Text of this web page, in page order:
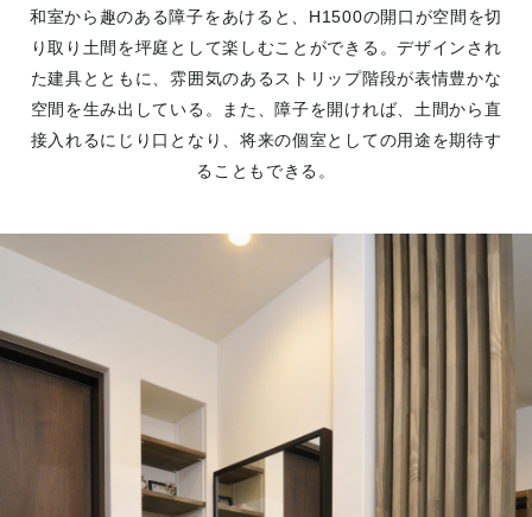
和室から趣のある障子をあけると、H1500の開口が空間を切
り取り土間を坪庭として楽しむことができる。デザインされ
た建具とともに、雰囲気のあるストリップ階段が表情豊かな
空間を生み出している。また、障子を開ければ、土間から直
接入れるにじり口となり、将来の個室としての用途を期待す
ることもできる。